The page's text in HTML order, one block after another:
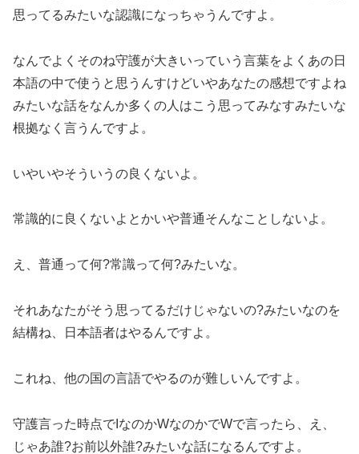
思ってるみたいな認識になっちゃうんですよ。
なんでよくそのね守護が大きいっていう言葉をよくあの日
本語の中で使うと思うんすけどいやあなたの感想ですよね
みたいな話をなんか多くの人はこう思ってみなすみたいな
根拠なく言うんですよ。
いやいやそういうの良くないよ。
常識的に良くないよとかいや普通そんなことしないよ。
え、普通って何?常識って何?みたいな。
それあなたがそう思ってるだけじゃないの?みたいなのを
結構ね、日本語者はやるんですよ。
これね、他の国の言語でやるのが難しいんですよ。
守護言った時点でIなのかWなのかでWで言ったら、え、
じゃあ誰?お前以外誰?みたいな話になるんですよ。